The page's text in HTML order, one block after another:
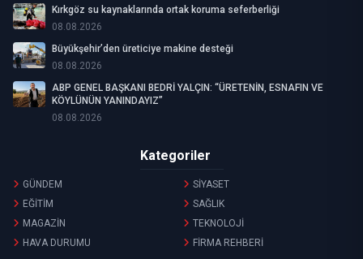
Kırkgöz su kaynaklarında ortak koruma seferberliği
08.08.2026
Büyükşehir’den üreticiye makine desteği
08.08.2026
ABP GENEL BAŞKANI BEDRİ YALÇIN: “ÜRETENİN, ESNAFIN VE
KÖYLÜNÜN YANINDAYIZ”
08.08.2026
Kategoriler
GÜNDEM
SİYASET
EĞİTİM
SAĞLIK
MAGAZİN
TEKNOLOJİ
HAVA DURUMU
FİRMA REHBERİ